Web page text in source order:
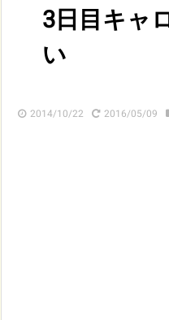
3日目キャ
い
2014/10/22 2016/05/09